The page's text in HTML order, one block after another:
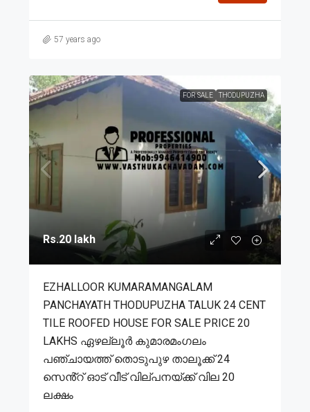
57 years ago
FOR SALE THODUPUZHA
Rs.20 lakh
EZHALLOOR KUMARAMANGALAM
PANCHAYATH THODUPUZHA TALUK 24 CENT
TILE ROOFED HOUSE FOR SALE PRICE 20
LAKHS ഏഴല്ലൂർ കുമാരമംഗലം
പഞ്ചായത്ത് തൊടുപുഴ താലൂക്ക് 24
സെൻ്റ് ഓട് വീട് വില്പനയ്ക്ക് വില 20
ലക്ഷം